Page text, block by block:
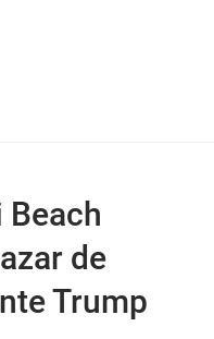
de
Trump